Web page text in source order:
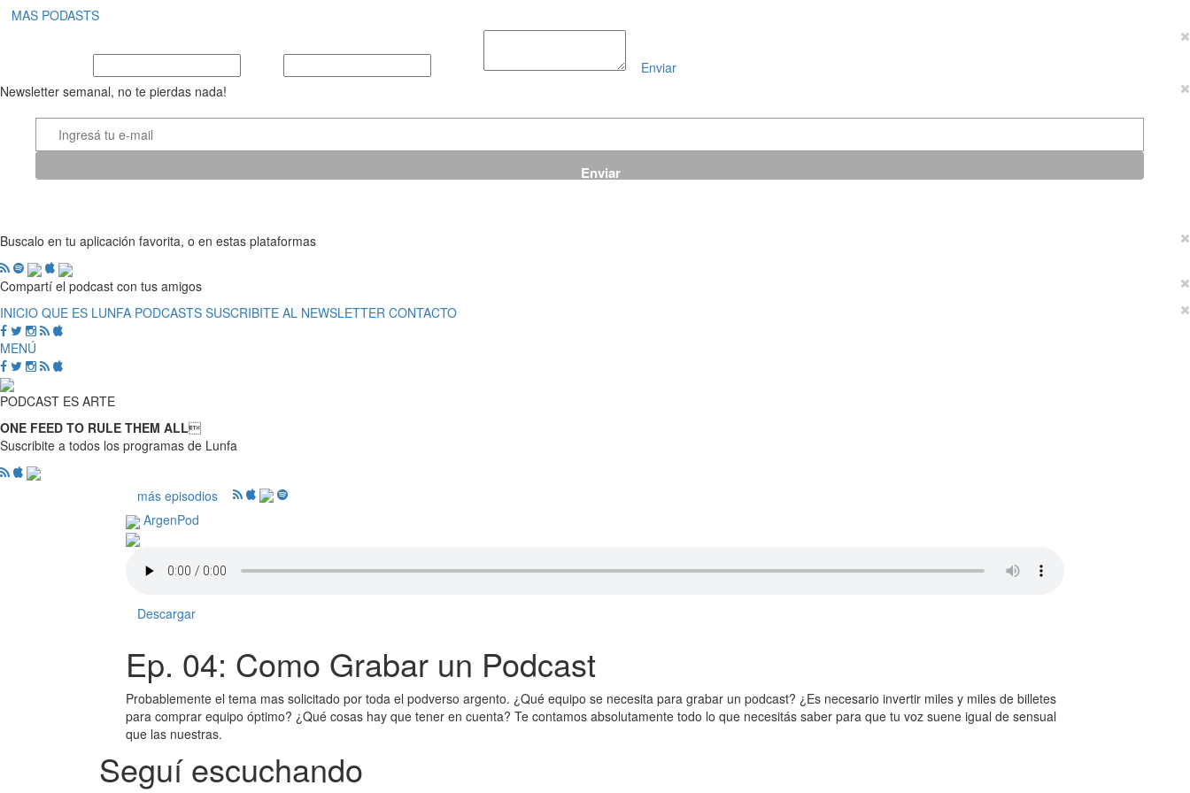
MAS PODASTS
Enviar
Newsletter semanal, no te pierdas nada!
Buscalo en tu aplicación favorita, o en estas plataformas
Compartí el podcast con tus amigos
INICIO QUE ES LUNFA PODCASTS SUSCRIBITE AL NEWSLETTER CONTACTO
MENÚ
PODCAST ES ARTE
ONE FEED TO RULE THEM ALL
Suscribite a todos los programas de Lunfa
más episodios
ArgenPod
Descargar
Ep. 04: Como Grabar un Podcast
Probablemente el tema mas solicitado por toda el podverso argento. ¿Qué equipo se necesita para grabar un podcast? ¿Es necesario invertir miles y miles de billetes
para comprar equipo óptimo? ¿Qué cosas hay que tener en cuenta? Te contamos absolutamente todo lo que necesitás saber para que tu voz suene igual de sensual
que las nuestras.
Seguí escuchando